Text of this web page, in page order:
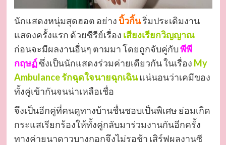
นักแสดงหนุ่มสุดฮอต อย่างบิ้วกิ้นริ่มประเดิมงาน
แสดงครั้งแรก ด้วยซีรีย์เรื่อง เสียงเรียกวิญญาณ
ก่อนจะมีผลงานอื่นๆ ตามมา โดยถูกจับคู่กับพีพี
กฤษฏ์ซึ่งเป็นนักแสดงร่วมค่ายเดียวกัน ในเรื่อง My
Ambulance รักฉุดใจนายฉุกเฉิน แน่นอนว่าเคมีของ
ทั้งคู่เข้ากันจนน่าเหลือเชื่อ
จึงเป็นอีกคู่ที่คนดูทางบ้านชื่นชอบเป็นพิเศษ ย่อมเกิด
กระแสเรียกร้องให้ทั้งคู่กลับมาร่วมงานกันอีกครั้ง
ทางค่ายนาดาวบางกอกจึงไม่รอช้า เสิร์ฟผลงานซี